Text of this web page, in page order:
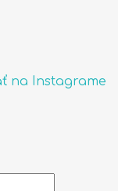
na Instagrame